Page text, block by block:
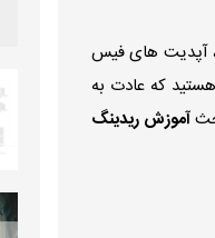
آپدیت های فیس
که عادت به
آموزش ریدینگ